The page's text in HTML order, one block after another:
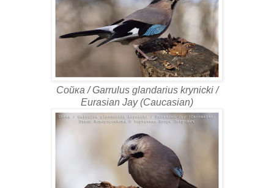
Сойка / Garrulus glandarius krynicki /
Eurasian Jay (Caucasian)